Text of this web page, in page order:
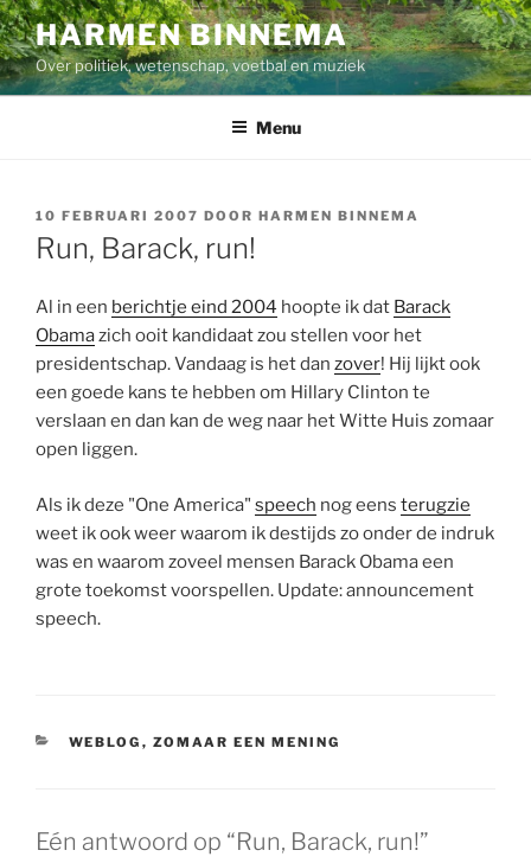
Ga
naar
de
inhoud
HARMEN BINNEMA
Over politiek, wetenschap, voetbal en muziek
Menu
GEPLAATST
OP
10 FEBRUARI 2007 DOOR HARMEN BINNEMA
Run, Barack, run!
Al in een berichtje eind 2004 hoopte ik dat Barack
Obamazich ooit kandidaat zou stellen voor het
presidentschap. Vandaag is het dan zover! Hij lijkt ook
een goede kans te hebben om Hillary Clinton te
verslaan en dan kan de weg naar het Witte Huis zomaar
open liggen.
Als ik deze "One America" speech nog eens terugzie
weet ik ook weer waarom ik destijds zo onder de indruk
was en waarom zoveel mensen Barack Obama een
grote toekomst voorspellen. Update: announcement
speech.
CATEGORIEËN
WEBLOG , ZOMAAR EEN MENING
Eén antwoord op “Run, Barack, run!”